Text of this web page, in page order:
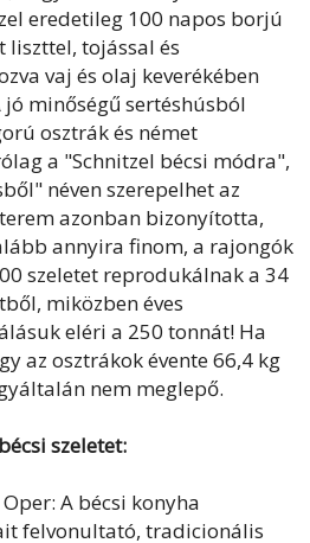
eredetileg 100 napos borjú
liszttel, tojással és
vaj és olaj keverékében
minőségű sertéshúsból
osztrák és német
a "Schnitzel bécsi módra",
néven szerepelhet az
azonban bizonyította,
annyira finom, a rajongók
szeletet reprodukálnak a 34
miközben éves
eléri a 250 tonnát! Ha
az osztrákok évente 66,4 kg
nem meglepő.
szeletet:
A bécsi konyha
felvonultató, tradicionális